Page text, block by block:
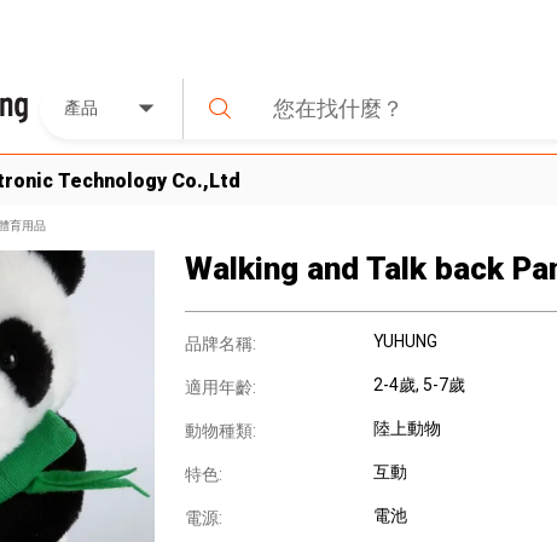
產品
Technology Co.,Ltd
育用品
Walking and Talk back
品牌名稱: YUHUNG
適用年齡: 2-4歲, 5-7歲
動物種類: 陸上動物
特色: 互動
電源: 電池